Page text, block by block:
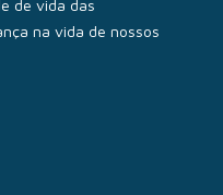
de vida das
na vida de nossos